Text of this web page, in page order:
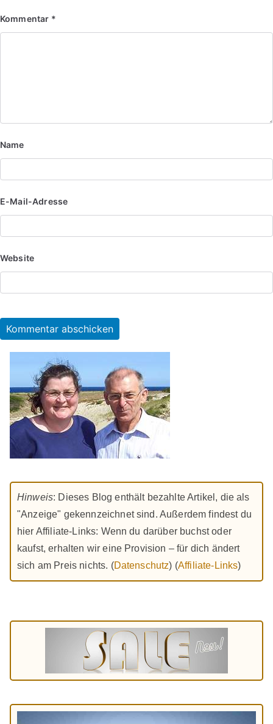
Kommentar *
Name
E-Mail-Adresse
Website
Hinweis: Dieses Blog enthält bezahlte Artikel, die als
"Anzeige" gekennzeichnet sind. Außerdem findest du
hier Affiliate-Links: Wenn du darüber buchst oder
kaufst, erhalten wir eine Provision – für dich ändert
sich am Preis nichts. (Datenschutz) (Affiliate-Links)